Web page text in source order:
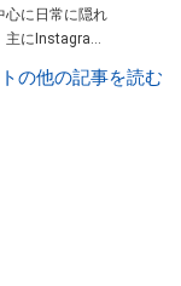
心に日常に隠れ
主にInstagram
はこち
の他の記事を読む